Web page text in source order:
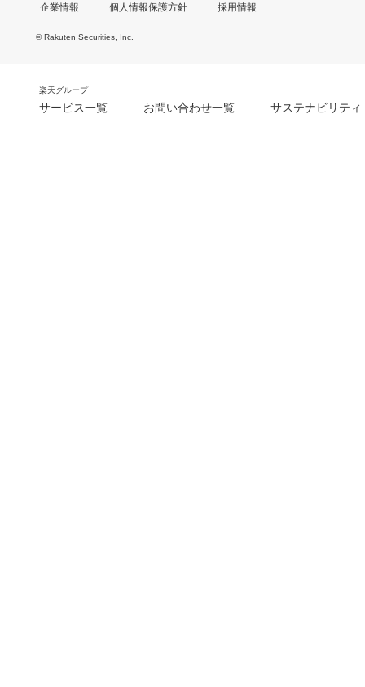
企業情報 個人情報保護方針 採用情報
© Rakuten Securities, Inc.
楽天グループ
サービス一覧 お問い合わせ一覧 サステナビリティ